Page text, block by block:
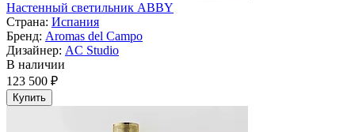
Настенный светильник ABBY
Страна: Испания
Бренд: Aromas del Campo
Дизайнер: AC Studio
В наличии
123 500 ₽
Купить